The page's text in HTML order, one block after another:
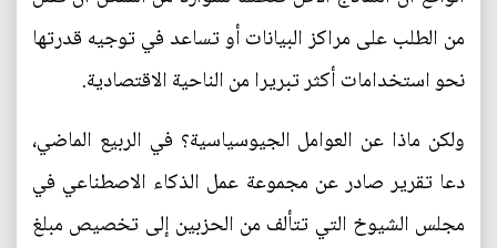
من الطلب على مراكز البيانات أو تساعد في توجيه قدرتها
نحو استخدامات أكثر تبريرا من الناحية الاقتصادية.
ولكن ماذا عن العوامل الجيوسياسية؟ في الربيع الماضي،
دعا تقرير صادر عن مجموعة عمل الذكاء الاصطناعي في
مجلس الشيوخ التي تتألف من الحزبين إلى تخصيص مبلغ